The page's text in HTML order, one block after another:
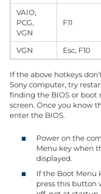
VAIO,
PCG,
VGN
F11
VGN
Esc, F10
If the above hotkeys
Sony computer, try
finding the BIOS or
screen. Once you know
enter the BIOS.
Power on the
Menu key when
displayed.
If the Boot Menu
press this button